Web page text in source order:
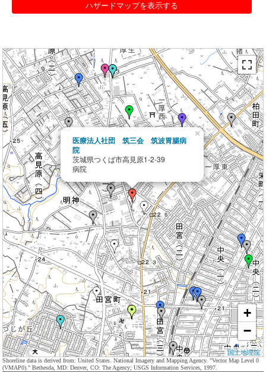
ハザードマップを表示する
医療法人社団 筑三会 筑波胃腸病
院
茨城県つくば市高見原1-2-39
病院
×
+
−
国土地理院
Shoreline data is derived from: United States. National Imagery and Mapping Agency. "Vector Map Level 0
(VMAP0)." Bethesda, MD: Denver, CO: The Agency; USGS Information Services, 1997.